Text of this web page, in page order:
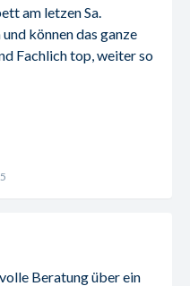
am letzen Sa.
können das ganze
Fachlich top, weiter so
Beratung über ein